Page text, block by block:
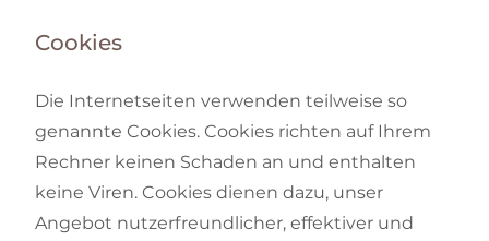
Cookies
Die Internetseiten verwenden teilweise so
genannte Cookies. Cookies richten auf Ihrem
Rechner keinen Schaden an und enthalten
keine Viren. Cookies dienen dazu, unser
Angebot nutzerfreundlicher, effektiver und